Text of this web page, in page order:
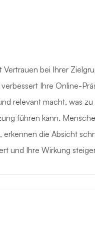
bei Ihrer
Ihre Online-
relevant macht, was
führen kann.
die Absicht
und Ihre Wirkung